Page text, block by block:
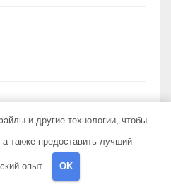
и другие технологии, чтобы
также предоставить лучший
опыт. OK